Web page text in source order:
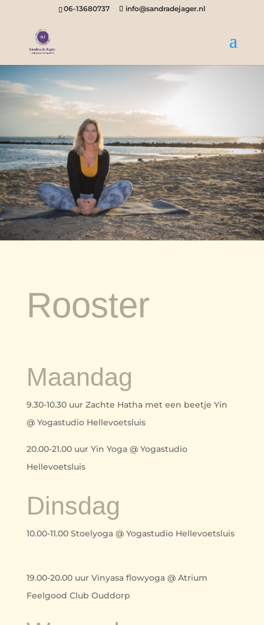
06-13680737 info@sandradejager.nl
Rooster
Maandag
9.30-10.30 uur Zachte Hatha met een beetje Yin
@ Yogastudio Hellevoetsluis
20.00-21.00 uur Yin Yoga @ Yogastudio
Hellevoetsluis
Dinsdag
10.00-11.00 Stoelyoga @ Yogastudio Hellevoetsluis
19.00-20.00 uur Vinyasa flowyoga @ Atrium
Feelgood Club Ouddorp